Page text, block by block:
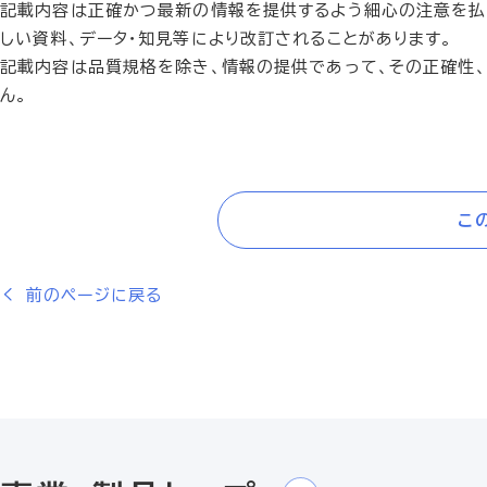
記載内容は正確かつ最新の情報を提供するよう細心の注意を
しい資料、データ・知見等により改訂されることがあります。
記載内容は品質規格を除き、情報の提供であって、その正確
ん。
こ
前のページに戻る